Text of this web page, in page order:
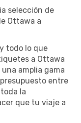
selección de
Ottawa a
todo lo que
a Ottawa
amplia gama
entre
la
que tu viaje a